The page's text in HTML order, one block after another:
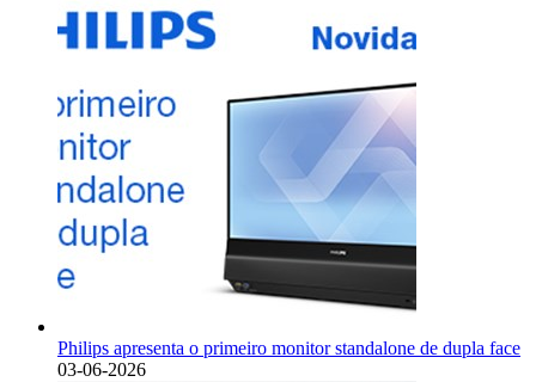
Philips apresenta o primeiro monitor standalone de dupla face
03-06-2026